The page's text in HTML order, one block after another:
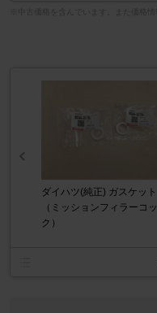
ダイハツ(純正) ガスケット
（ミッションフィラーコッ
ク）